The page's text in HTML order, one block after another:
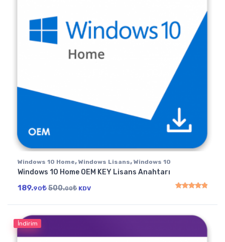
Windows 10 Home, Windows Lisans, Windows 10
Windows 10 Home OEM KEY Lisans Anahtarı
189.90₺500.00₺ KDV
İndirim